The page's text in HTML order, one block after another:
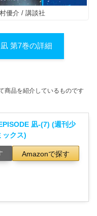
優介 / 講談社
第7巻の詳細
商品を紹介しているものです
凪-(7) (週刊少
ックス)
Amazonで探す